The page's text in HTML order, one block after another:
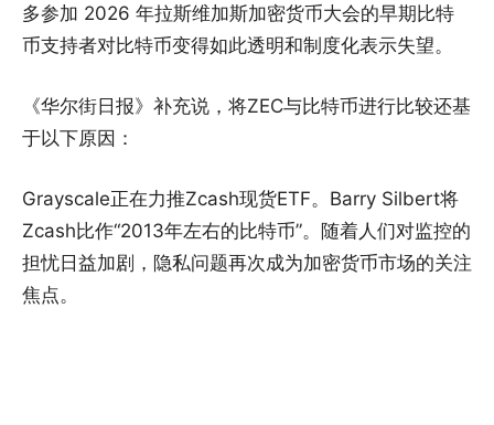
多参加 2026 年拉斯维加斯加密货币大会的早期比特
币支持者对比特币变得如此透明和制度化表示失望。
《华尔街日报》补充说，将ZEC与比特币进行比较还基
于以下原因：
Grayscale正在力推Zcash现货ETF。Barry Silbert将
Zcash比作“2013年左右的比特币”。随着人们对监控的
担忧日益加剧，隐私问题再次成为加密货币市场的关注
焦点。